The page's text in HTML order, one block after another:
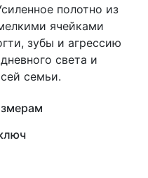
полотно из
ячейками
зубы и агрессию
света и
семьи.